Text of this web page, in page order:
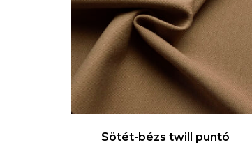
Sötét-bézs twill puntó